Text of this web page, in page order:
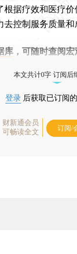
根据疗效和医疗
控制服务质量和
库 ，可随时查阅
本文共计0字 订阅后
登录 后获取已订阅
财新通会员
可畅读全文
订阅/